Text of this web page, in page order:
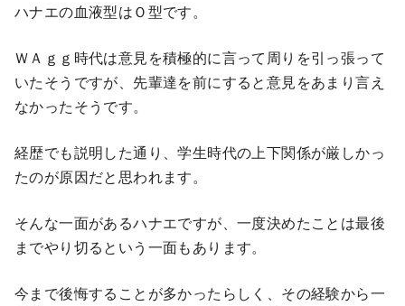
ハナエの血液型はＯ型です。
ＷＡｇｇ時代は意見を積極的に言って周りを引っ張って
いたそうですが、先輩達を前にすると意見をあまり言え
なかったそうです。
経歴でも説明した通り、学生時代の上下関係が厳しかっ
たのが原因だと思われます。
そんな一面があるハナエですが、一度決めたことは最後
までやり切るという一面もあります。
今まで後悔することが多かったらしく、その経験から一